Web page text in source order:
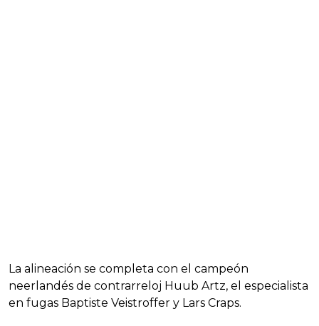
La alineación se completa con el campeón
neerlandés de contrarreloj Huub Artz, el especialista
en fugas Baptiste Veistroffer y Lars Craps.